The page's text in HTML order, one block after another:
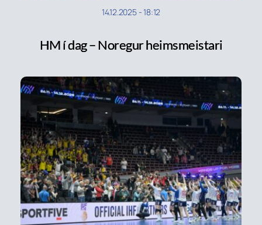
14.12.2025-18:12
HM í dag – Noregur heimsmeistari